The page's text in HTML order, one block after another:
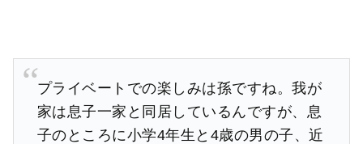
プライベートでの楽しみは孫ですね。我が
家は息子一家と同居しているんですが、息
子のところに小学4年生と4歳の男の子、近